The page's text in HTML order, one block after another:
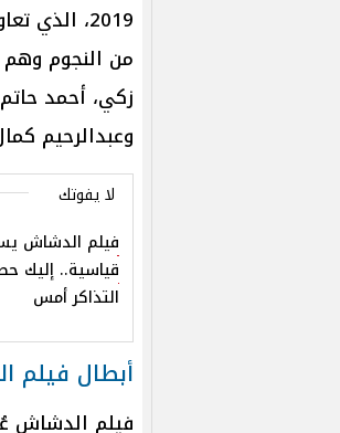
2019،
من النجوم وهم
زكي، أحمد
وعبدالرحيم
لا يفوتك
فيلم الدشاش
قياسية.. إليك
التذاكر أمس
أبطال فيلم